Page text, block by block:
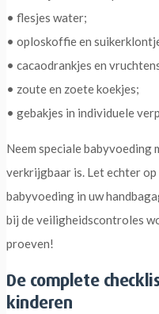
• flesjes water;
• oploskoffie en
• cacaodrankjes en
• zoute en zoete koekjes;
• gebakjes in individuele
Neem speciale babyvoeding
verkrijgbaar is. Let echter
babyvoeding in uw
bij de veiligheidscontroles
proeven!
De complete
kinderen